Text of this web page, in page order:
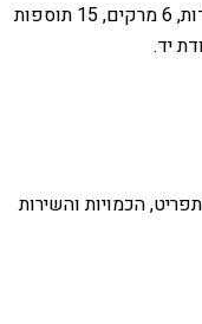
27 סלטים, 14 מנות ביניים ודגים, 7 פשטידות, 6 מרקים, 15 תוספות
הכמויות והשירות